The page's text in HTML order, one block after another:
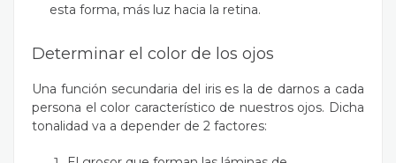
esta forma, más luz hacia la retina.
Determinar el color de los ojos
Una función secundaria del iris es la de darnos a cada
persona el color característico de nuestros ojos. Dicha
tonalidad va a depender de 2 factores: